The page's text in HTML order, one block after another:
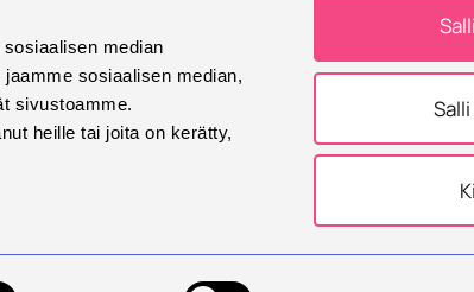
median
sosiaalisen median,
sivustoamme.
heille tai joita on kerätty,
Eurooppalainen
Eurooppalainen
allianssissa.